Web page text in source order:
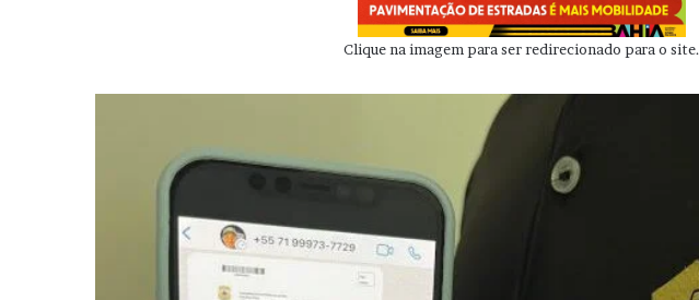
Clique na imagem para ser redirecionado para o site.